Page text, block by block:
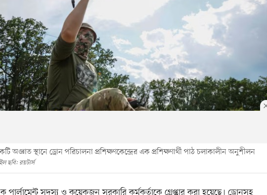
অজ্ঞাত স্থানে ড্রোন পরিচালনা প্রশিক্ষণকেন্দ্রের এক প্রশিক্ষণার্থী পাঠ চলাকালীন অনুশীলন
ছবি: রয়টার্স
পার্লামেন্ট সদস্য ও কয়েকজন সরকারি কর্মকর্তাকে গ্রেপ্তার করা হয়েছে। ড্রোনসহ